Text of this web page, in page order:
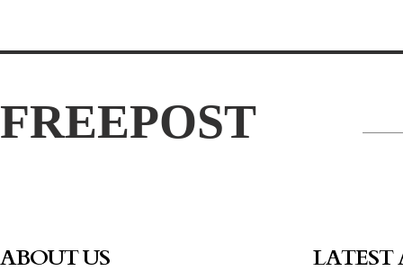
FREEPOST
ABOUT US LATEST